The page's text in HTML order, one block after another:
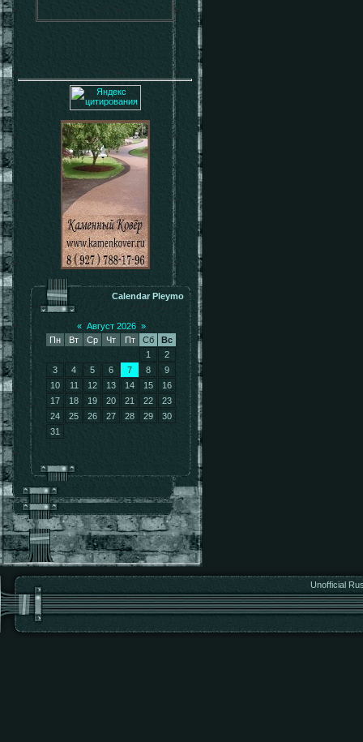
Calendar Pleymo
« Август 2026 »
Пн
Вт Ср Чт Пт Сб
Вс
1
2
3
4 5 6 7 8
9
10
11 12 13 14 15
16
17
18 19 20 21 22
23
24
25 26 27 28 29
30
31
Unofficial